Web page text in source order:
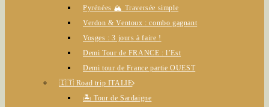
Pyrénées 🏔️ Traversée simple
Verdon & Ventoux : combo gagnant
Vosges : 3 jours à faire !
Demi Tour de FRANCE : l’Est
Demi tour de France partie OUEST
🇮🇹 Road trip ITALIE
🏝️ Tour de Sardaigne